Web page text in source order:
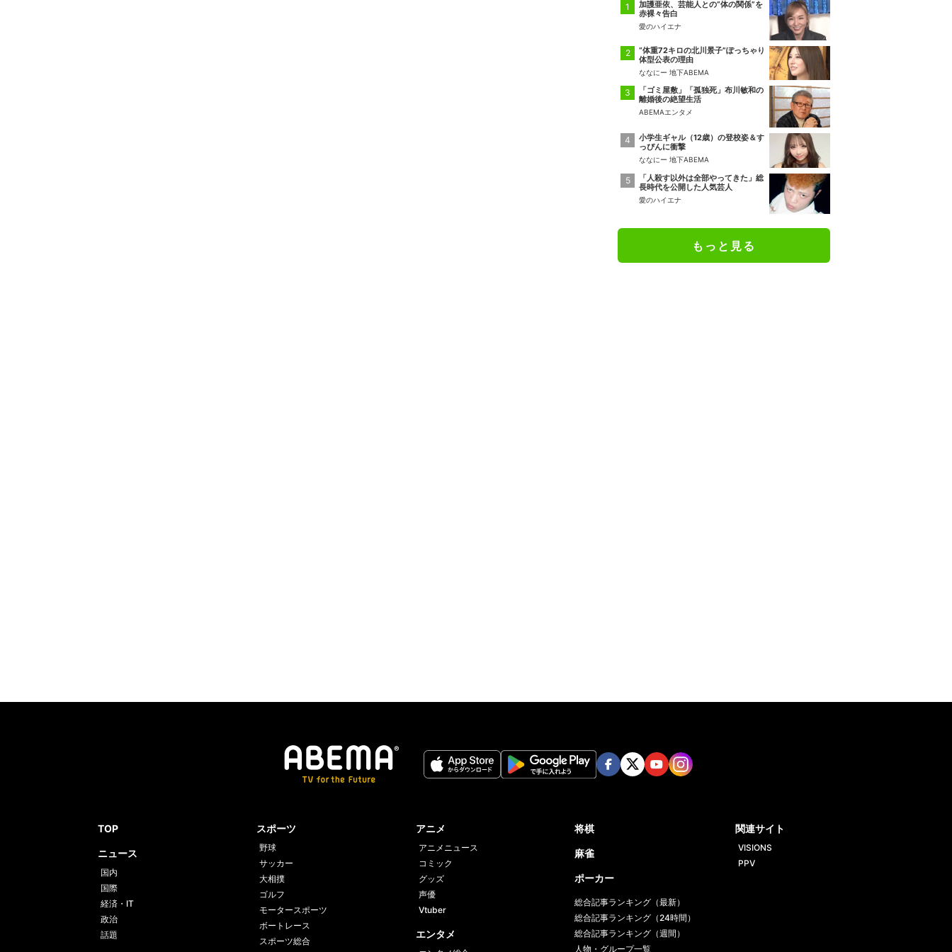
加護亜依、芸能人との“体の関係”を
赤裸々告白
愛のハイエナ
“体重72キロの北川景子”ぽっちゃり
体型公表の理由
ななにー 地下ABEMA
「ゴミ屋敷」「孤独死」布川敏和の
離婚後の絶望生活
ABEMAエンタメ
小学生ギャル（12歳）の登校姿＆す
っぴんに衝撃
ななにー 地下ABEMA
「人殺す以外は全部やってきた」総
長時代を公開した人気芸人
愛のハイエナ
もっと見る
TOP
ニュース
国内
国際
経済・IT
政治
話題
スポーツ
野球
サッカー
大相撲
ゴルフ
モータースポーツ
ボートレース
スポーツ総合
アニメ
アニメニュース
コミック
グッズ
声優
Vtuber
エンタメ
将棋
麻雀
ポーカー
総合記事ランキング（最新）
総合記事ランキング（24時間）
総合記事ランキング（週間）
人物・グループ一覧
関連サイト
VISIONS
PPV